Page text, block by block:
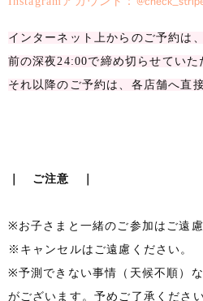
インターネット上からのご予約は
前の深夜24:00で締め切らせていた
それ以降のご予約は、各店舗へ直
｜ ご注意 ｜
※お子さまと一緒のご参加はご遠慮
※キャンセルはご遠慮ください。
※予測できない事情（天候不順）
がございます。予めご了承ください